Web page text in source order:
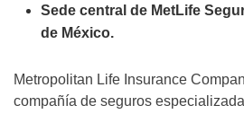
Sede central de MetLife
de México.
Metropolitan Life Insurance
compañía de seguros